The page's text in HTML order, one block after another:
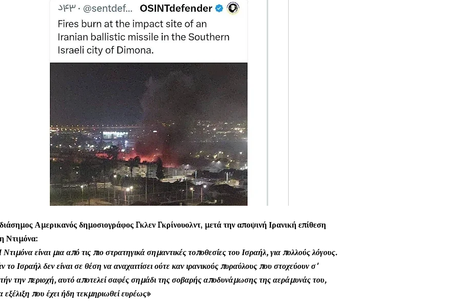
Αμερικανός δημοσιογράφος Γκλεν Γκρίνουολντ, μετά την αποψινή Ιρανική επίθεση
Ντιμόνα:
είναι μια από τις πιο στρατηγικά σημαντικές τοποθεσίες του Ισραήλ, για πολλούς λόγους.
το Ισραήλ δεν είναι σε θέση να αναχαιτίσει ούτε καν ιρανικούς πυραύλους που στοχεύουν σ'
την περιοχή, αυτό αποτελεί σαφές σημάδι της σοβαρής αποδυνάμωσης της αεράμυνάς του,
εξέλιξη που έχει ήδη τεκμηριωθεί ευρέως»